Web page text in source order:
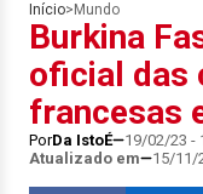
Início> Mundo
Burkina
oficial das
francesas
PorDa IstoÉ 19/02/23 -
Atualizado em
15/11/